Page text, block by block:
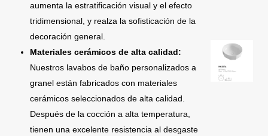
aumenta la estratificación visual y el efecto
tridimensional, y realza la sofisticación de la
decoración general.
Materiales cerámicos de alta calidad:
Nuestros lavabos de baño personalizados a
granel están fabricados con materiales
cerámicos seleccionados de alta calidad.
Después de la cocción a alta temperatura,
tienen una excelente resistencia al desgaste